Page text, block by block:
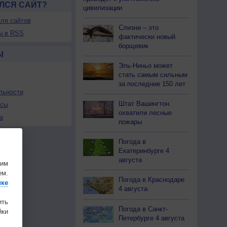
САЙТ?
сайтов
в RSS
цивилизации
Слизни – это
фактически новый
борщевик
Эль-Ниньо может
стать самым сильным
за последние 150 лет
Штат Вашингтон
охватили лесные
пожары
Погода в
Екатеринбурге 4
августа
Погода в Краснодаре
4 августа
Погода в Санкт-
Петербурге 4 августа